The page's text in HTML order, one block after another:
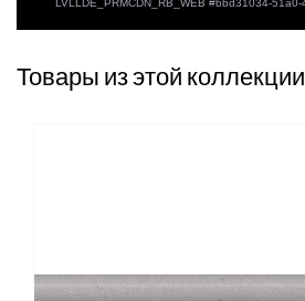
Товары из этой коллекции